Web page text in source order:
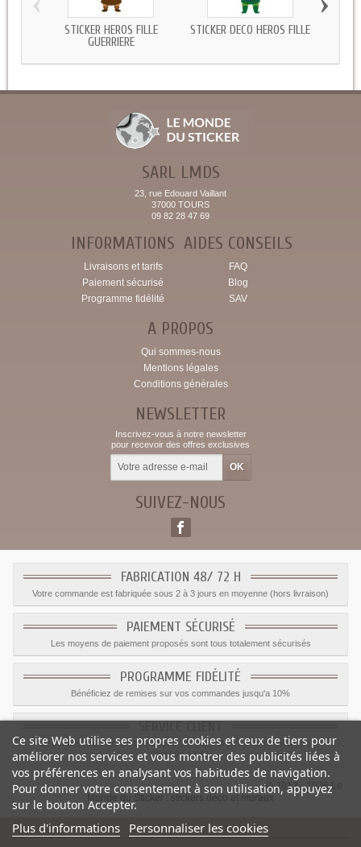
STICKER HÉROS FILLE
GUERRIERE
STICKER DECO HÉROS FILLE
SARL LMDS
23, rue Edouard Vaillant
37000 TOURS
09 82 28 47 69
INFORMATIONS
Livraisons et tarifs
Paiement sécurisé
Programme fidélité
AIDES CONSEILS
FAQ
Blog
SAV
A PROPOS
Qui sommes-nous
Mentions légales
Conditions générales
NEWSLETTER
Inscrivez-vous à notre newsletter
pour recevoir des offres exclusives
SUIVEZ-NOUS
FABRICATION 48/ 72 H
Votre commande est fabriquée sous 2 à 3 jours en moyenne (hors livraison)
PAIEMENT SÉCURISÉ
Les moyens de paiement proposés sont tous totalement sécurisés
PROGRAMME FIDÉLITÉ
Bénéficiez de remises sur vos commandes jusqu'a 10%
Le service client est a votre disposition du lundi au vendredi de 8h à 17h
09.82.28.47.69.
© 2012 - 2026 Le
Monde du Sticker :
stickers déco et muraux
Ce site Web utilise ses propres cookies et ceux de tiers pour
améliorer nos services et vous montrer des publicités liées à
vos préférences en analysant vos habitudes de navigation.
Pour donner votre consentement à son utilisation, appuyez
sur le bouton Accepter.
Plus d'informations Personnaliser les cookies